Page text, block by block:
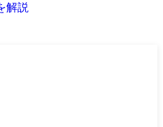
解説